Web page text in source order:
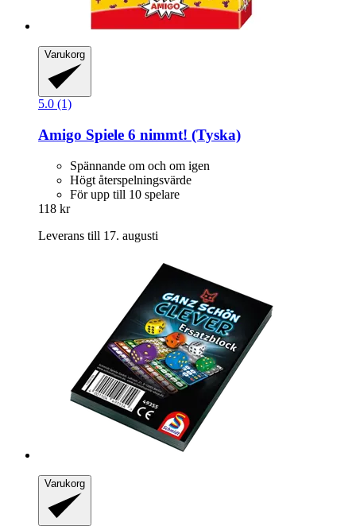
Varukorg
5.0 (1)
Amigo Spiele 6 nimmt! (Tyska)
Spännande om och om igen
Högt återspelningsvärde
För upp till 10 spelare
118 kr
Leverans till 17. augusti
Varukorg